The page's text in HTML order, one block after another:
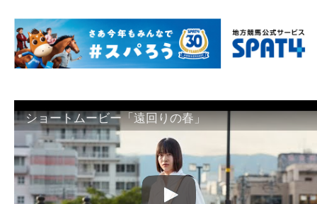
ショートムービー「遠回りの春」